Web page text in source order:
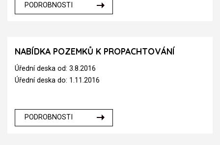
PODROBNOSTI
NABÍDKA POZEMKŮ K PROPACHTOVÁNÍ
Úřední deska od: 3.8.2016
Úřední deska do: 1.11.2016
PODROBNOSTI